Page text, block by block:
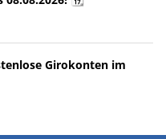
Girokonten im